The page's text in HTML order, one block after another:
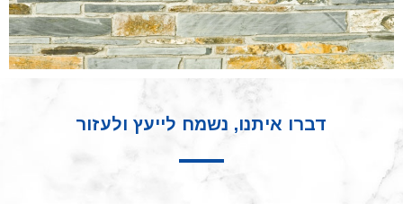
דברו איתנו, נשמח לייעץ ולעזור